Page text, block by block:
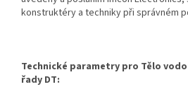
konstruktéry a techniky při správném
Technické parametry pro Tělo
řady DT: